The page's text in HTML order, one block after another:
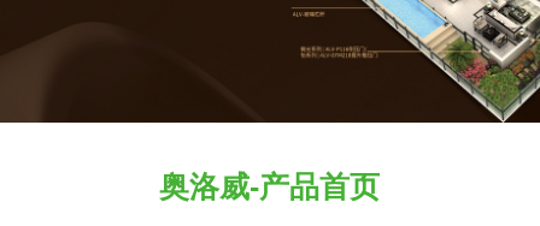
奥洛威-产品首页